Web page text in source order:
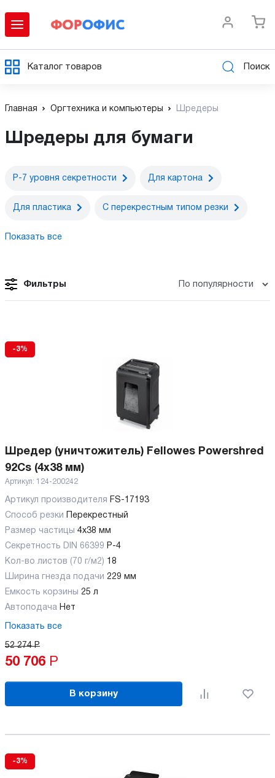
Каталог товаров Поиск
Главная Оргтехника и компьютеры Шредеры
Шредеры для бумаги
P-7 уровня секретности Для картона
Для пластика С перекрестным типом резки
Показать все
Фильтры
-3%
Шредер (уничтожитель) Fellowes Powershred
92Cs (4x38 мм)
Артикул: 124-200242
Артикул производителя FS-17193
Способ резки
Перекрестный
Размер частицы 4x38 мм
Секретность DIN 66399 P-4
Кол-во листов (70 г/м2) 18
Ширина гнезда подачи 229 мм
Емкость корзины 25 л
Автоподача Нет
Показать все
52 274 Р
50 706 Р
В корзину
-3%